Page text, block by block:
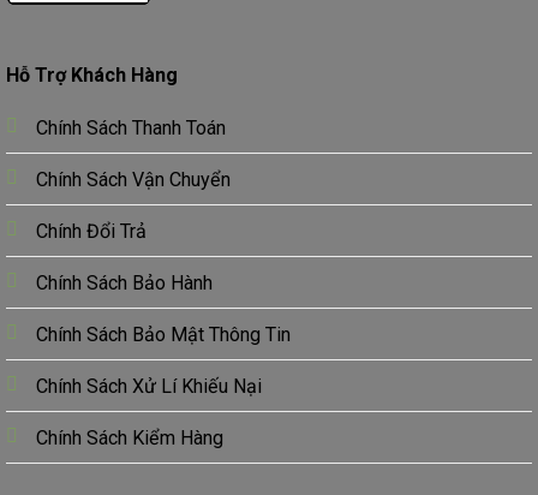
Hỗ Trợ Khách Hàng
Chính Sách Thanh Toán
Chính Sách Vận Chuyển
Chính Đổi Trả
Chính Sách Bảo Hành
Chính Sách Bảo Mật Thông Tin
Chính Sách Xử Lí Khiếu Nại
Chính Sách Kiểm Hàng